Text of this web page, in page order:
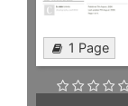
1 Page